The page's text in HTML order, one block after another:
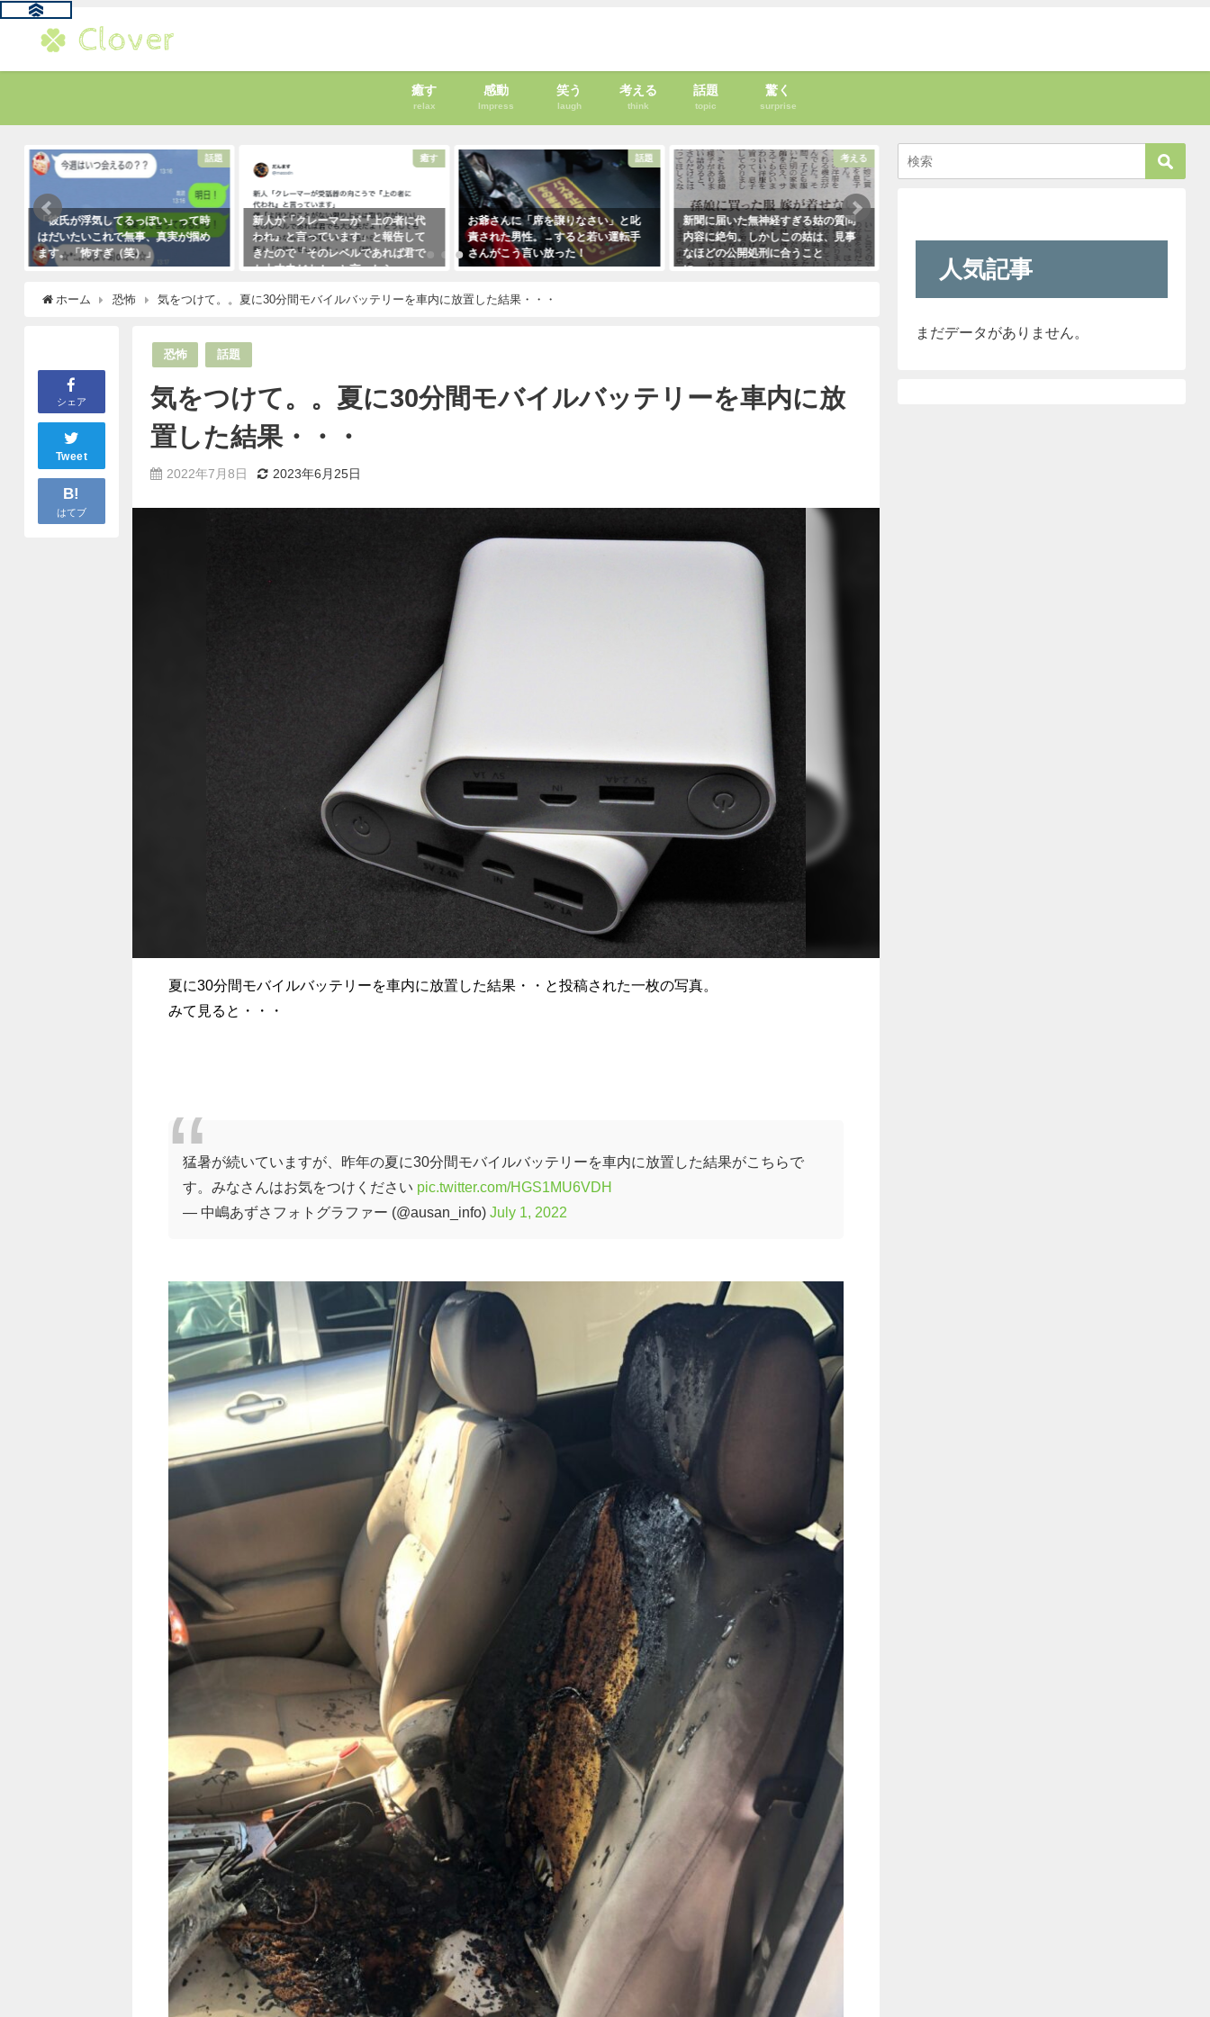
癒す
relax
感動
Impress
笑う
laugh
考える
think
話題
topic
驚く
surprise
話題
「彼氏が浮気してるっぽい」って時
はだいたいこれで無事、真実が掴め
ます。「怖すぎ（笑）」
癒す
新人が「クレーマーが『上の者に代
われ』と言っています」と報告して
きたので「そのレベルであれば君で
も大丈夫だよ！」と言ったら・・・
（笑）
話題
お爺さんに「席を譲りなさい」と叱
責された男性。→すると若い運転手
さんがこう言い放った！
考える
新聞に届いた無神経すぎる姑の質問
内容に絶句。しかしこの姑は、見事
なほどの公開処刑に合うこと
に・・・
2021年1月29日
（笑）
ホーム 恐怖 気をつけて。。夏に30分間モバイルバッテリーを車内に放置した結果・・・
シェア
Tweet
B!
はてブ
恐怖 話題
気をつけて。。夏に30分間モバイルバッテリーを車内に放
置した結果・・・
2022年7月8日 2023年6月25日
夏に30分間モバイルバッテリーを車内に放置した結果・・と投稿された一枚の写真。
みて見ると・・・
猛暑が続いていますが、昨年の夏に30分間モバイルバッテリーを車内に放置した結果がこちらで
す。みなさんはお気をつけください pic.twitter.com/HGS1MU6VDH
— 中嶋あずさフォトグラファー (@ausan_info) July 1, 2022
人気記事
まだデータがありません。